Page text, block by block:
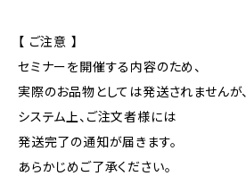
【 ご注意 】
セミナーを開催する内容のため、
実際のお品物としては発送されませんが、
システム上、ご注文者様には
発送完了の通知が届きます。
あらかじめご了承ください。